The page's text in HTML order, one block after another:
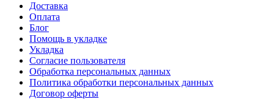
Доставка
Оплата
Блог
Помощь в укладке
Укладка
Согласие пользователя
Обработка персональных данных
Политика обработки персональных данных
Договор оферты